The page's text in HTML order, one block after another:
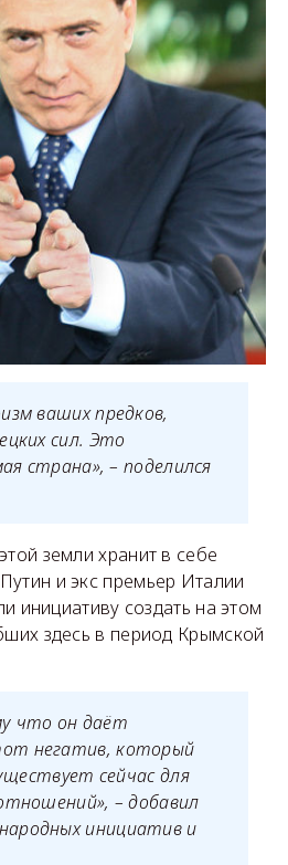
ваших предков,
сил. Это
страна», – поделился
земли хранит в себе
и экс премьер Италии
инициативу создать на этом
здесь в период Крымской
что он даёт
негатив, который
сейчас для
– добавил
инициатив и